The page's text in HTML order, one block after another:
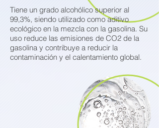
Tiene un grado alcohólico superior al
99,3%, siendo utilizado como aditivo
ecológico en la mezcla con la gasolina. Su
uso reduce las emisiones de CO2 de la
gasolina y contribuye a reducir la
contaminación y el calentamiento global.